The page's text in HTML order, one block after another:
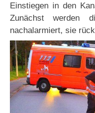
Einstiegen in den
Zunächst werden
nachalarmiert, sie